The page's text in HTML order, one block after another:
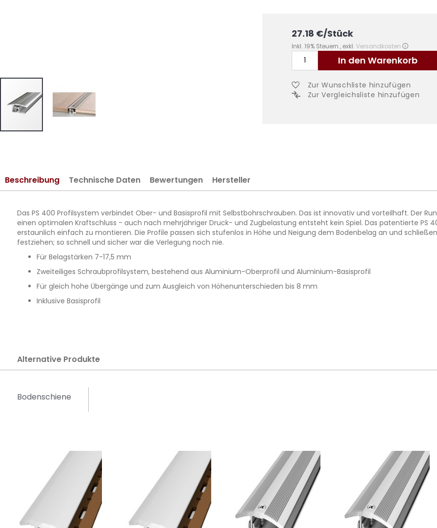
Bildergalerie
springen
27.18 €/Stück
Inkl. 19% Steuern , exkl. Versandkosten
In den Warenkorb
Zur Wunschliste hinzufügen
Zur Vergleichsliste hinzufügen
Beschreibung
Das PS 400 Profilsystem verbindet Ober- und Basisprofil mit Selbstbohrschrauben. Das ist innovativ und vorteilhaft. Der
einen optimalen Kraftschluss - auch nach mehrjähriger Druck- und Zugbelastung entsteht kein Spiel. Das patentierte PS
erstaunlich einfach zu montieren. Die Profile passen sich stufenlos in Höhe und Neigung dem Bodenbelag an und
festziehen; so schnell und sicher war die Verlegung noch nie.
Für Belagstärken 7-17,5 mm
Zweiteiliges Schraubprofilsystem, bestehend aus Aluminium-Oberprofil und Aluminium-Basisprofil
Für gleich hohe Übergänge und zum Ausgleich von Höhenunterschieden bis 8 mm
Inklusive Basisprofil
Technische Daten Bewertungen Hersteller
Alternative Produkte
Bodenschiene